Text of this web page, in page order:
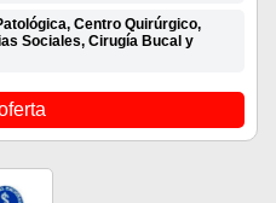
Centro Quirúrgico,
Sociales, Cirugía Bucal y